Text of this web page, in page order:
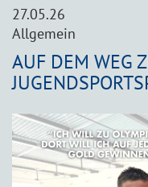
27.05.26
Allgemein
AUF DEM WEG